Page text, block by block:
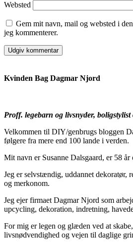
Websted
Gem mit navn, mail og websted i
jeg kommenterer.
Kvinden Bag Dagmar Njord
Proff. legebarn og livsnyder, boligstylist
Velkommen til DIY/genbrugs bloggen
følgere fra mere end 100 lande i verden.
Mit navn er Susanne Dalsgaard, er 58
Jeg er selvstændig, uddannet dekoratør,
og merkonom.
Jeg ejer firmaet Dagmar Njord som
upcycling, dekoration, indretning,
For mig er legen og glæden ved at
livsnødvendighed og vejen til daglige